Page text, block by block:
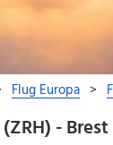
- Brest